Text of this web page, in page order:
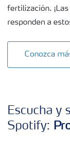
fertilización.
responden a
Conozca
Escucha y
Spotify: